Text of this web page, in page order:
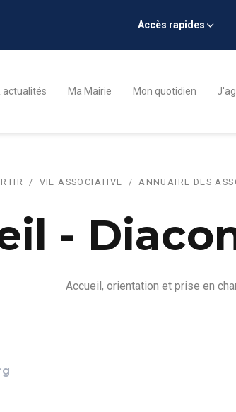
Accès rapides
actualités Ma Mairie Mon quotidien
VIE ASSOCIATIVE ANNUAIRE DES
-
Accueil, orientation et prise en